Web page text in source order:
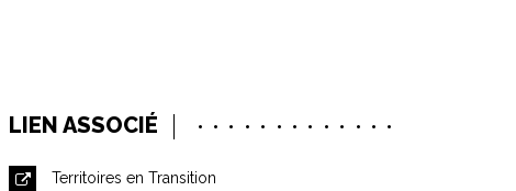
LIEN ASSOCIÉ
Territoires en Transition